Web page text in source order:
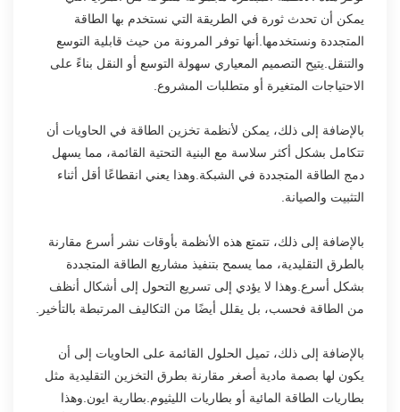
يمكن أن تحدث ثورة في الطريقة التي نستخدم بها الطاقة
المتجددة ونستخدمها.أنها توفر المرونة من حيث قابلية التوسع
والتنقل.يتيح التصميم المعياري سهولة التوسع أو النقل بناءً على
الاحتياجات المتغيرة أو متطلبات المشروع.
بالإضافة إلى ذلك، يمكن لأنظمة تخزين الطاقة في الحاويات أن
تتكامل بشكل أكثر سلاسة مع البنية التحتية القائمة، مما يسهل
دمج الطاقة المتجددة في الشبكة.وهذا يعني انقطاعًا أقل أثناء
التثبيت والصيانة.
بالإضافة إلى ذلك، تتمتع هذه الأنظمة بأوقات نشر أسرع مقارنة
بالطرق التقليدية، مما يسمح بتنفيذ مشاريع الطاقة المتجددة
بشكل أسرع.وهذا لا يؤدي إلى تسريع التحول إلى أشكال أنظف
من الطاقة فحسب، بل يقلل أيضًا من التكاليف المرتبطة بالتأخير.
بالإضافة إلى ذلك، تميل الحلول القائمة على الحاويات إلى أن
يكون لها بصمة مادية أصغر مقارنة بطرق التخزين التقليدية مثل
بطاريات الطاقة المائية أو بطاريات الليثيوم.بطارية ايون.وهذا